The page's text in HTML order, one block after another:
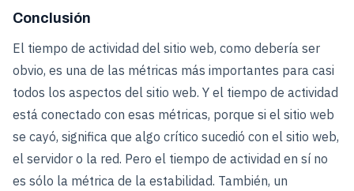
Conclusión
El tiempo de actividad del sitio web, como debería ser
obvio, es una de las métricas más importantes para casi
todos los aspectos del sitio web. Y el tiempo de actividad
está conectado con esas métricas, porque si el sitio web
se cayó, significa que algo crítico sucedió con el sitio web,
el servidor o la red. Pero el tiempo de actividad en sí no
es sólo la métrica de la estabilidad. También, un